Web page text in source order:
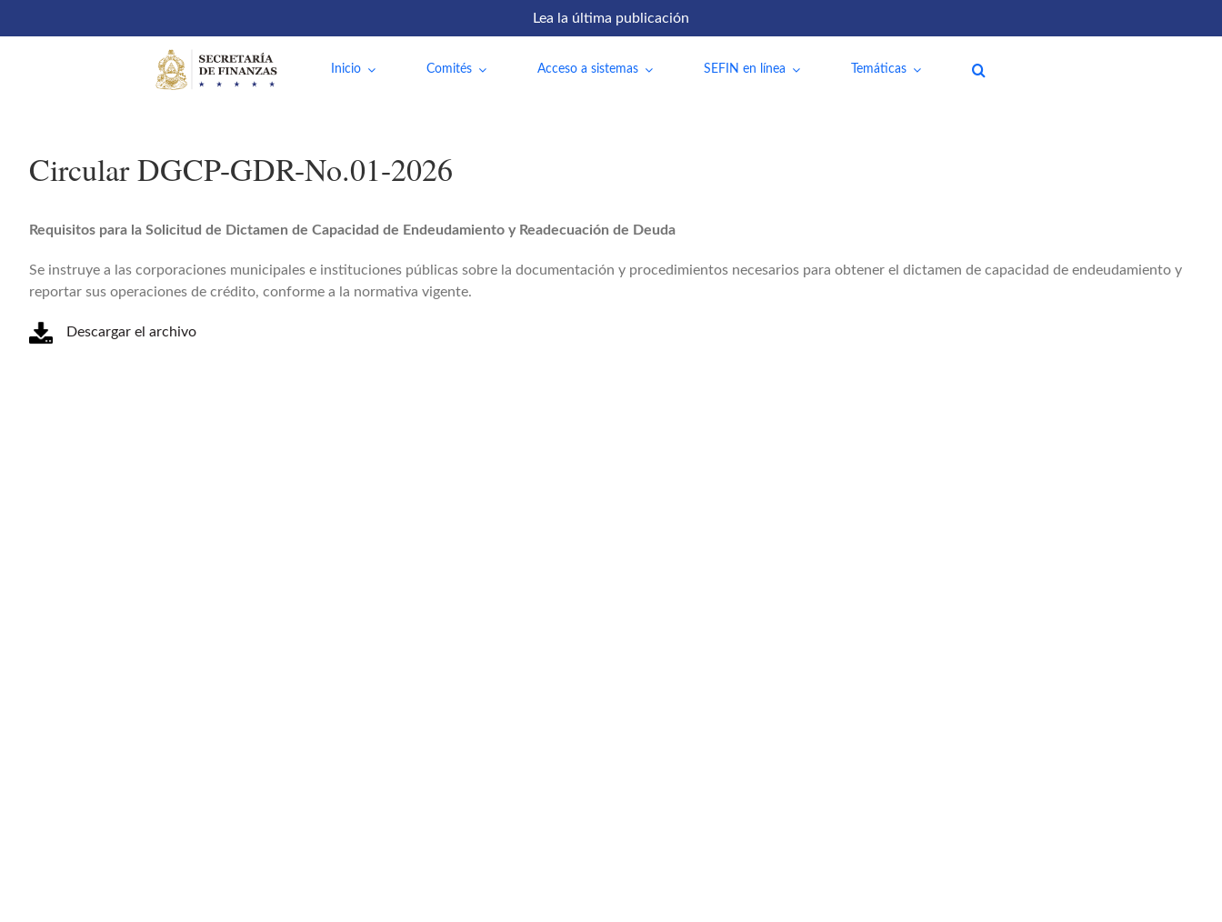
Lea la última publicación
Inicio Comités Acceso a sistemas SEFIN en línea Temáticas
Circular DGCP-GDR-No.01-2026
Requisitos para la Solicitud de Dictamen de Capacidad de Endeudamiento y Readecuación de Deuda
Se instruye a las corporaciones municipales e instituciones públicas sobre la documentación y procedimientos necesarios para obtener el dictamen de capacidad de endeudamiento y
reportar sus operaciones de crédito, conforme a la normativa vigente.
Descargar el archivo